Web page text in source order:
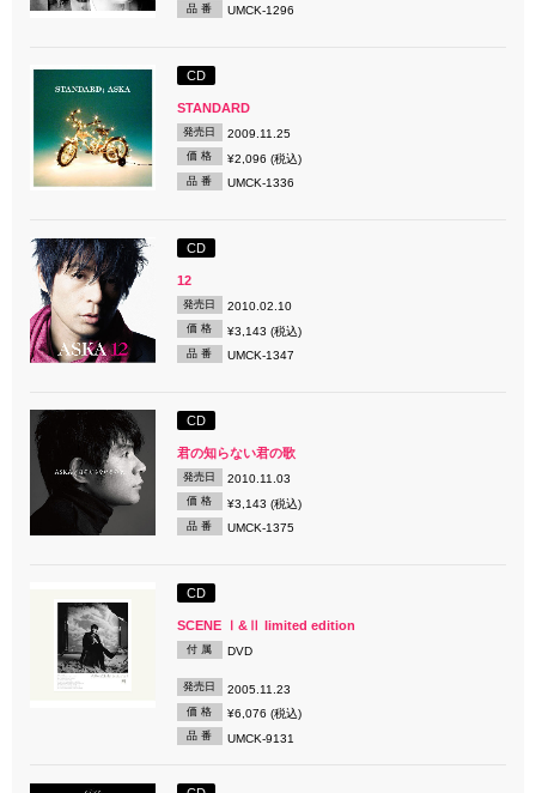
品 番 UMCK-1296
CD
STANDARD
発売日 2009.11.25
価 格 ¥2,096 (税込)
品 番 UMCK-1336
CD
12
発売日 2010.02.10
価 格 ¥3,143 (税込)
品 番 UMCK-1347
CD
君の知らない君の歌
発売日 2010.11.03
価 格 ¥3,143 (税込)
品 番 UMCK-1375
CD
SCENE Ⅰ&Ⅱ limited edition
付 属 DVD
発売日 2005.11.23
価 格 ¥6,076 (税込)
品 番 UMCK-9131